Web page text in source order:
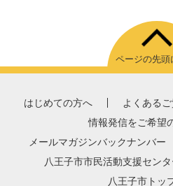
ページの先頭
はじめての方へ よくある
情報発信をご希望
メールマガジンバックナンバー
八王子市市民活動支援セン
八王子市トッ